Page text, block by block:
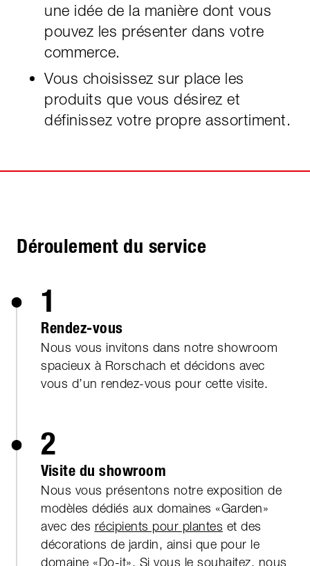
une idée de la manière dont vous
pouvez les présenter dans votre
commerce.
Vous choisissez sur place les
produits que vous désirez et
définissez votre propre assortiment.
Déroulement du service
1
Rendez-vous
Nous vous invitons dans notre showroom
spacieux à Rorschach et décidons avec
vous d’un rendez-vous pour cette visite.
2
Visite du showroom
Nous vous présentons notre exposition de
modèles dédiés aux domaines «Garden»
avec des récipients pour plantes et des
décorations de jardin, ainsi que pour le
domaine «Do-it». Si vous le souhaitez, nous